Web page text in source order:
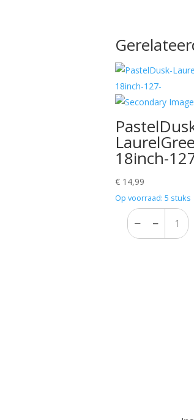
18inch-
€ 14,99
Op voorraad: 5 stuks
− −